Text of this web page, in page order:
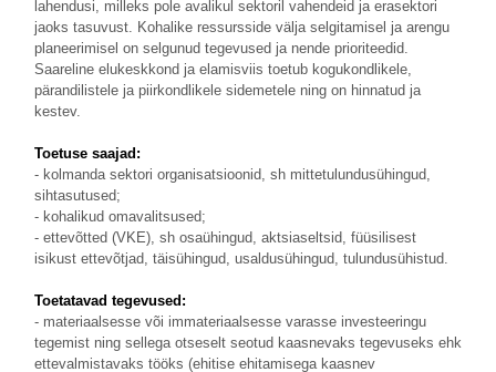
lahendusi, milleks pole avalikul sektoril vahendeid ja erasektori
jaoks tasuvust. Kohalike ressursside välja selgitamisel ja arengu
planeerimisel on selgunud tegevused ja nende prioriteedid.
Saareline elukeskkond ja elamisviis toetub kogukondlikele,
pärandilistele ja piirkondlikele sidemetele ning on hinnatud ja
kestev.
Toetuse saajad:
- kolmanda sektori organisatsioonid, sh mittetulundusühingud,
sihtasutused;
- kohalikud omavalitsused;
- ettevõtted (VKE), sh osaühingud, aktsiaseltsid, füüsilisest
isikust ettevõtjad, täisühingud, usaldusühingud, tulundusühistud.
Toetatavad tegevused:
- materiaalsesse või immateriaalsesse varasse investeeringu
tegemist ning sellega otseselt seotud kaasnevaks tegevuseks ehk
ettevalmistavaks tööks (ehitise ehitamisega kaasnev